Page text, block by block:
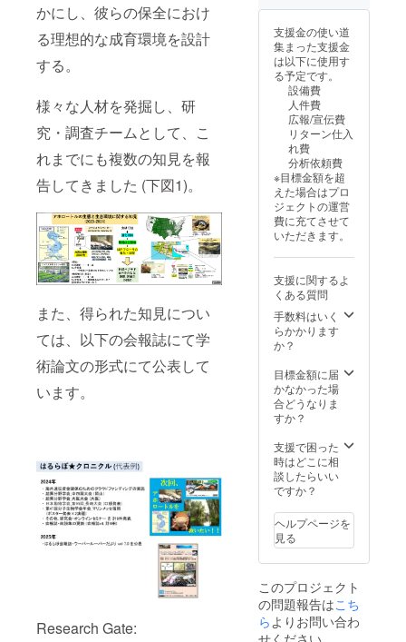
かにし、彼らの保全におけ
る理想的な成育環境を設計
する。
様々な人材を発掘し、研
究・調査チームとして、こ
れまでにも複数の知見を報
告してきました (下図1)。
また、得られた知見につい
ては、以下の会報誌にて学
術論文の形式にて公表して
います。
Research Gate:
支援金の使い道
集まった支援金
は以下に使用す
る予定です。
設備費
人件費
広報/宣伝費
リターン仕入
れ費
分析依頼費
※目標金額を超
えた場合はプロ
ジェクトの運営
費に充てさせて
いただきます。
支援に関するよ
くある質問
手数料はいく
らかかります
か？
目標金額に届
かなかった場
合どうなりま
すか？
支援で困った
時はどこに相
談したらいい
ですか？
ヘルプページを
見る
このプロジェクト
の問題報告はこち
らよりお問い合わ